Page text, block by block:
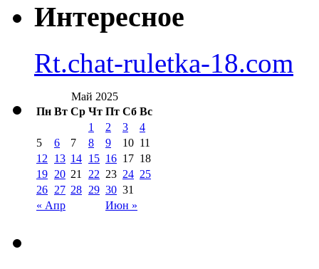
Интересное
Rt.chat-ruletka-18.com
Май 2025
Пн Вт Ср Чт Пт Сб Вс
« Апр Июн »
1 2 3
4
5
6 7 8 9 10 11
12
13 14 15 16 17 18
19 20 21 22 23 24 25
26 27 28 29 30 31